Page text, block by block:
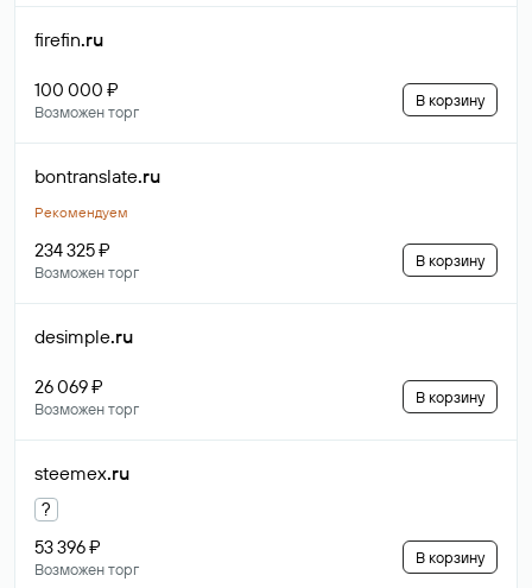
firefin.ru
100 000 ₽
Возможен торг
В корзину
bontranslate.ru
Рекомендуем
234 325 ₽
Возможен торг
В корзину
desimple.ru
26 069 ₽
Возможен торг
В корзину
steemex.ru
?
53 396 ₽
Возможен торг
В корзину